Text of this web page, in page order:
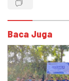
Baca Juga